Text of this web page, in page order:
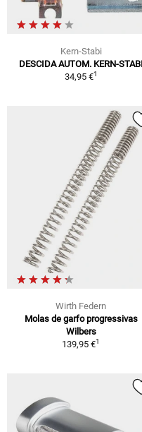
Kern-Stabi
DESCIDA AUTOM. KERN-STABI
34,95 €1
Wirth Federn
Molas de garfo progressivas
Wilbers
139,95 €1